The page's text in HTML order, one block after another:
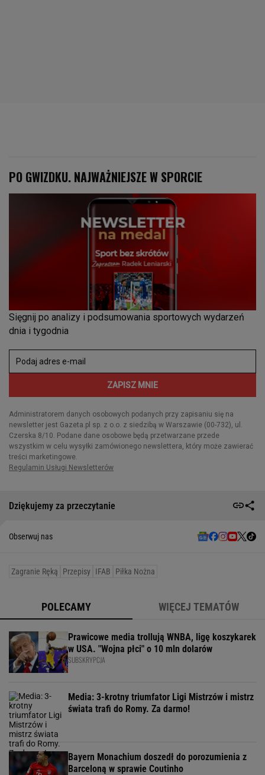
Dziękujemy za przeczytanie
Obserwuj nas
Zagranie Ręką Przepisy IFAB Piłka Nożna
POLECAMY WIĘCEJ TEMATÓW
Prawicowe media trollują WNBA, ligę koszykarek
w USA. "Wojna płci" o 10 mln dolarów
SUBSKRYPCJA
Media: 3-krotny triumfator Ligi Mistrzów i mistrz
świata trafi do Romy. Za darmo!
Bayern Monachium doszedł do porozumienia z
Barceloną w sprawie Coutinho